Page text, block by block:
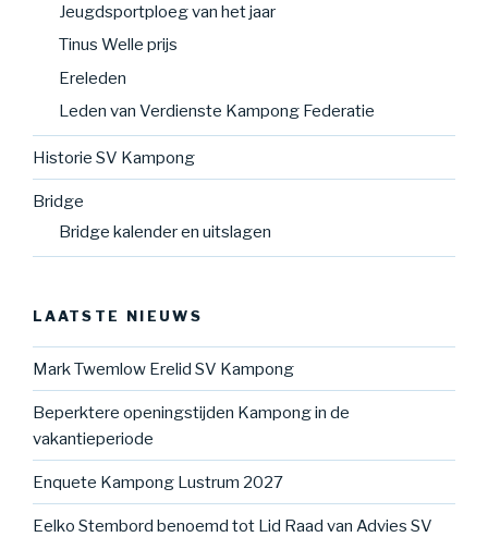
Jeugdsportploeg van het jaar
Tinus Welle prijs
Ereleden
Leden van Verdienste Kampong Federatie
Historie SV Kampong
Bridge
Bridge kalender en uitslagen
LAATSTE NIEUWS
Mark Twemlow Erelid SV Kampong
Beperktere openingstijden Kampong in de
vakantieperiode
Enquete Kampong Lustrum 2027
Eelko Stembord benoemd tot Lid Raad van Advies SV